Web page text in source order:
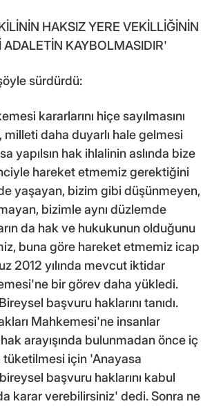
HAKSIZ YERE VEKİLLİĞİNİN
ADALETİN KAYBOLMASIDIR'
sürdürdü:
kararlarını hiçe sayılmasını
daha duyarlı hale gelmesi
yapılsın hak ihlalinin aslında bize
hareket etmemiz gerektiğini
yaşayan, bizim gibi düşünmeyen,
bizimle aynı düzlemde
da hak ve hukukunun olduğunu
buna göre hareket etmemiz icap
2012 yılında mevcut iktidar
bir görev daha yükledi.
başvuru haklarını tanıdı.
Mahkemesi'ne insanlar
arayışında bulunmadan önce iç
tüketilmesi için 'Anayasa
başvuru haklarını kabul
karar verebilirsiniz' dedi. Sonra ne